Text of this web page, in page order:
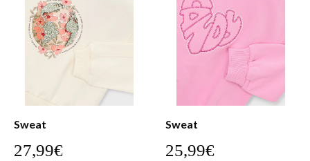
Sweat
27,99€
Sweat
25,99€